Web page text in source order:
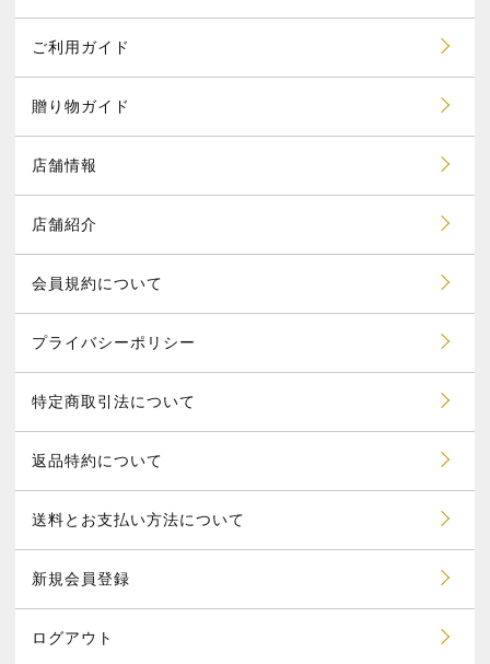
ご利用ガイド
贈り物ガイド
店舗情報
店舗紹介
会員規約について
プライバシーポリシー
特定商取引法について
返品特約について
送料とお支払い方法について
新規会員登録
ログアウト